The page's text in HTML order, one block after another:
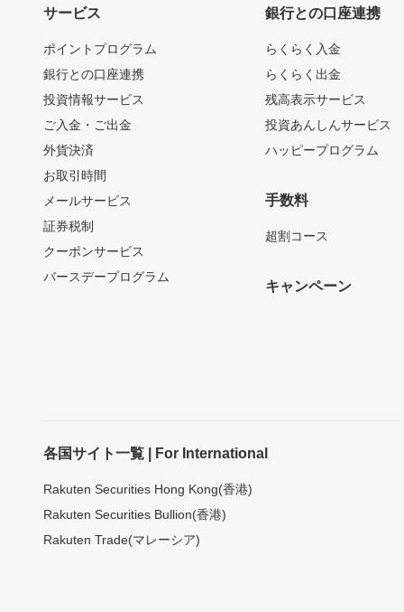
サービス
ポイントプログラム
銀行との口座連携
投資情報サービス
ご入金・ご出金
外貨決済
お取引時間
メールサービス
証券税制
クーポンサービス
バースデープログラム
銀行との口座連携
らくらく入金
らくらく出金
残高表示サービス
投資あんしんサービス
ハッピープログラム
手数料
超割コース
キャンペーン
各国サイト一覧 | For International
Rakuten Securities Hong Kong(香港)
Rakuten Securities Bullion(香港)
Rakuten Trade(マレーシア)